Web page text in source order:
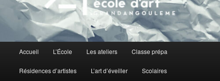
principal
Accueil L’École Les ateliers Classe prépa
Résidences d’artistes L’art d’éveiller Scolaires